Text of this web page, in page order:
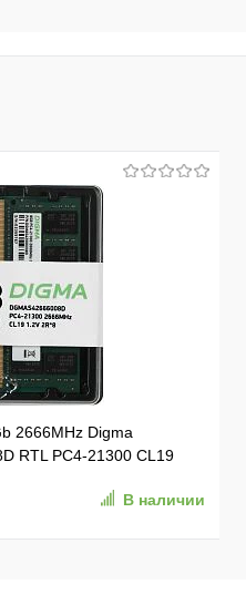
2666MHz Digma
RTL PC4-21300 CL19
1.2В dual rank Ret
В наличии